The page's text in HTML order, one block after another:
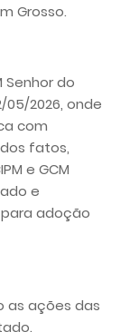
Grosso.
Senhor do
05/2026, onde
com
fatos,
e GCM
e
adoção
as ações das